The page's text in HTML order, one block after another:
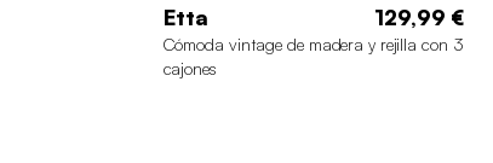
Etta 129,99 €
Cómoda vintage de madera y rejilla con 3
cajones